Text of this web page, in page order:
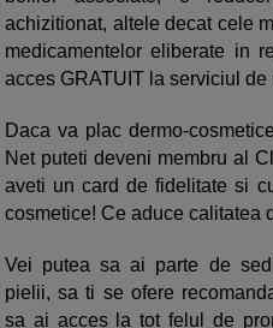
achizitionat, altele decat cele
medicamentelor eliberate in
acces GRATUIT la serviciul
Daca va plac dermo-
Net puteti deveni membru al
aveti un card de fidelitate si
cosmetice! Ce aduce calitatea
Vei putea sa ai parte de
pielii, sa ti se ofere
sa ai acces la tot felul de